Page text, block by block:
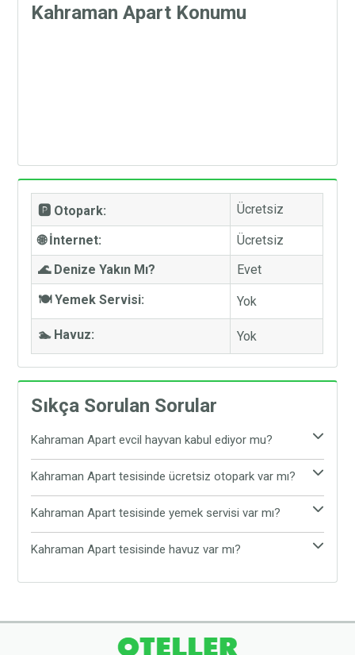
Kahraman Apart Konumu
🅿️ Otopark: Ücretsiz
🌐 İnternet:
Ücretsiz
🌊 Denize Yakın Mı?
Evet
🍽️ Yemek Servisi:
Yok
🏊 Havuz: Yok
Sıkça Sorulan Sorular
Kahraman Apart evcil hayvan kabul ediyor mu?
Evet, Kahraman Apart evcil hayvan kabul etmektedir.
Tesiste evcil hayvanınız ile rahat ve konforlu bir
Kahraman Apart tesisinde ücretsiz otopark var mı?
Evet, Kahraman Apart tesisinde ücretsiz otopark
bulunmaktadır. Araç ile gelen tatilciler, araçlarını
Kahraman Apart tesisinde yemek servisi var mı?
Kahraman Apart tesisinde yemek servisi
bulunmamaktadır. Tesis çevresinde yer alan Avşa
Kahraman Apart tesisinde havuz var mı?